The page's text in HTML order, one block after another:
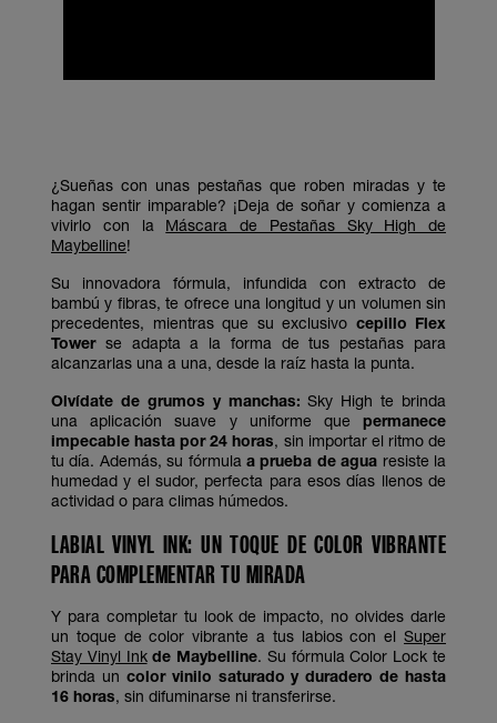
¿Sueñas con unas pestañas que roben miradas y te
hagan sentir imparable? ¡Deja de soñar y comienza a
vivirlo con la Máscara de Pestañas Sky High de
Maybelline!
Su innovadora fórmula, infundida con extracto de
bambú y fibras, te ofrece una longitud y un volumen sin
precedentes, mientras que su exclusivo cepillo Flex
Towerse adapta a la forma de tus pestañas para
alcanzarlas una a una, desde la raíz hasta la punta.
Olvídate de grumos y manchas: Sky High te brinda
una aplicación suave y uniforme que permanece
impecable hasta por 24 horas, sin importar el ritmo de
tu día. Además, su fórmula a prueba de agua resiste la
humedad y el sudor, perfecta para esos días llenos de
actividad o para climas húmedos.
LABIAL VINYL INK: UN TOQUE DE COLOR VIBRANTE
PARA COMPLEMENTAR TU MIRADA
Y para completar tu look de impacto, no olvides darle
un toque de color vibrante a tus labios con el Super
Stay Vinyl Inkde Maybelline. Su fórmula Color Lock te
brinda un color vinilo saturado y duradero de hasta
16 horas, sin difuminarse ni transferirse.